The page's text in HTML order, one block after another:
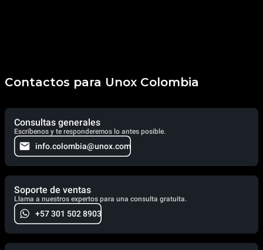
Contactos para Unox Colombia
Consultas generales
Escríbenos y te responderemos lo antes posible.
info.colombia@unox.com
Soporte de ventas
Llama a nuestros expertos para una consulta gratuita.
+57 301 502 8903